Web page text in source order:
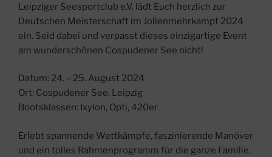
Leipziger Seesportclub e.V. lädt Euch herzlich zur
Deutschen Meisterschaft im Jollenmehrkampf 2024
ein. Seid dabei und verpasst dieses einzigartige Event
am wunderschönen Cospudener See nicht!
Datum: 24. – 25. August 2024
Ort: Cospudener See, Leipzig
Bootsklassen: Ixylon, Opti, 420er
Erlebt spannende Wettkämpfe, faszinierende Manöver
und ein tolles Rahmenprogramm für die ganze Familie.